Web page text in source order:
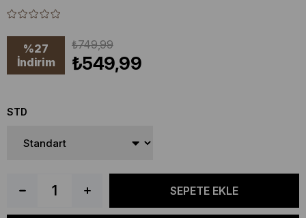
%27
İndirim
₺749,99
₺549,99
STD